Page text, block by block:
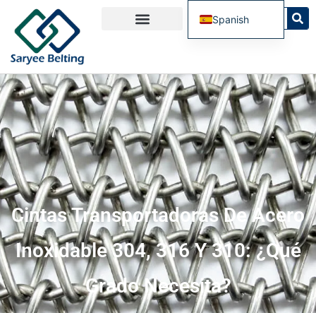
Cintas Transportadoras De Acero
Inoxidable 304, 316 Y 310: ¿Qué
Grado Necesita?
Spanish
English
Russian
Portuguese